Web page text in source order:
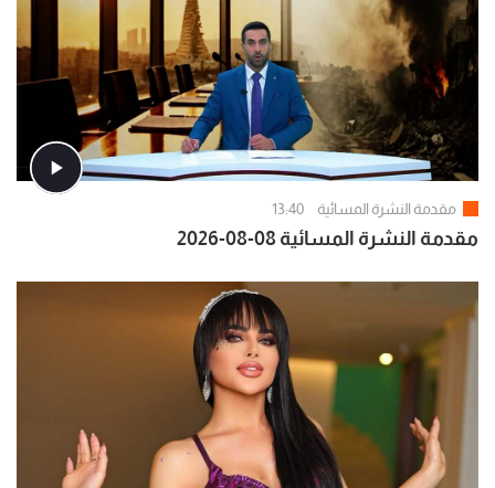
مقدمة النشرة المسائية 13:40
مقدمة النشرة المسائية 08-08-2026